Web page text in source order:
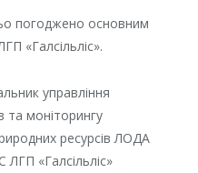
погоджено основним
«Галсільліс».
управління
та моніторингу
ресурсів ЛОДА
«Галсільліс»